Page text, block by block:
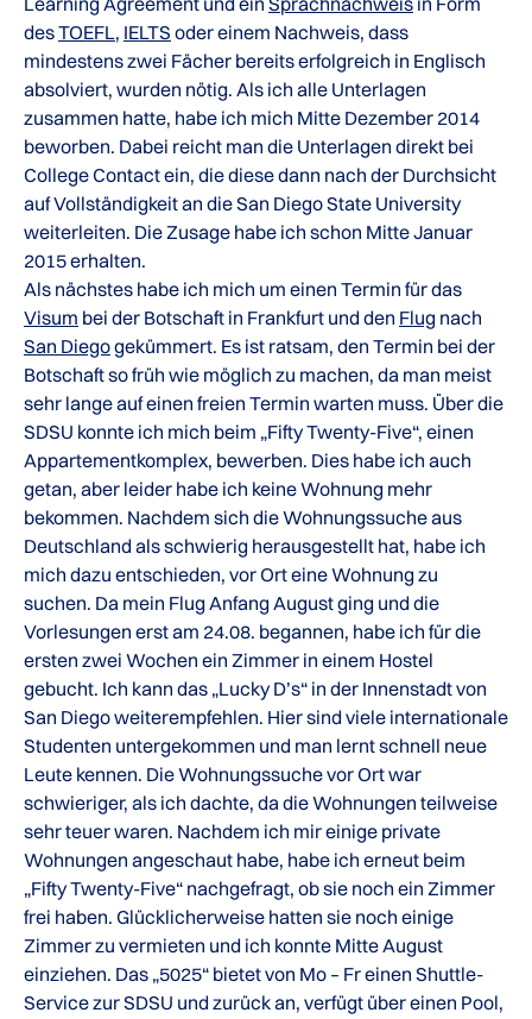
desTOEFL, IELTS oder einem Nachweis, dass
mindestens zwei Fächer bereits erfolgreich in Englisch
absolviert, wurden nötig. Als ich alle Unterlagen
zusammen hatte, habe ich mich Mitte Dezember 2014
beworben. Dabei reicht man die Unterlagen direkt bei
College Contact ein, die diese dann nach der Durchsicht
auf Vollständigkeit an die San Diego State University
weiterleiten. Die Zusage habe ich schon Mitte Januar
2015 erhalten.
Als nächstes habe ich mich um einen Termin für das
Visum bei der Botschaft in Frankfurt und den Flug nach
San Diegogekümmert. Es ist ratsam, den Termin bei der
Botschaft so früh wie möglich zu machen, da man meist
sehr lange auf einen freien Termin warten muss. Über die
SDSU konnte ich mich beim „Fifty Twenty-Five“, einen
Appartementkomplex, bewerben. Dies habe ich auch
getan, aber leider habe ich keine Wohnung mehr
bekommen. Nachdem sich die Wohnungssuche aus
Deutschland als schwierig herausgestellt hat, habe ich
mich dazu entschieden, vor Ort eine Wohnung zu
suchen. Da mein Flug Anfang August ging und die
Vorlesungen erst am 24.08. begannen, habe ich für die
ersten zwei Wochen ein Zimmer in einem Hostel
gebucht. Ich kann das „Lucky D’s“ in der Innenstadt von
San Diego weiterempfehlen. Hier sind viele internationale
Studenten untergekommen und man lernt schnell neue
Leute kennen. Die Wohnungssuche vor Ort war
schwieriger, als ich dachte, da die Wohnungen teilweise
sehr teuer waren. Nachdem ich mir einige private
Wohnungen angeschaut habe, habe ich erneut beim
„Fifty Twenty-Five“ nachgefragt, ob sie noch ein Zimmer
frei haben. Glücklicherweise hatten sie noch einige
Zimmer zu vermieten und ich konnte Mitte August
einziehen. Das „5025“ bietet von Mo – Fr einen Shuttle-
Service zur SDSU und zurück an, verfügt über einen Pool,